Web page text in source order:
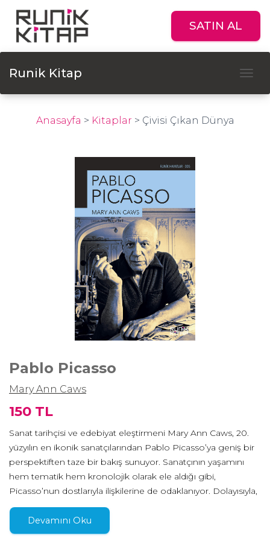
SATIN AL
Runik Kitap
Anasayfa > Kitaplar > Çivisi Çıkan Dünya
Pablo Picasso
Mary Ann Caws
150 TL
Sanat tarihçisi ve edebiyat eleştirmeni Mary Ann Caws, 20.
yüzyılın en ikonik sanatçılarından Pablo Picasso’ya geniş bir
perspektiften taze bir bakış sunuyor. Sanatçının yaşamını
hem tematik hem kronolojik olarak ele aldığı gibi,
Picasso’nun dostlarıyla ilişkilerine de odaklanıyor. Dolayısıyla,
Caws’un anlatımında belirli yerler ve karakterler sanatçının
dopdolu yaşamının çeşitli dönemlerinde öne çıkıyor:
Barcelona, Paris, Provence; Gertrude Stein, Max Jacob,
Devamını Oku